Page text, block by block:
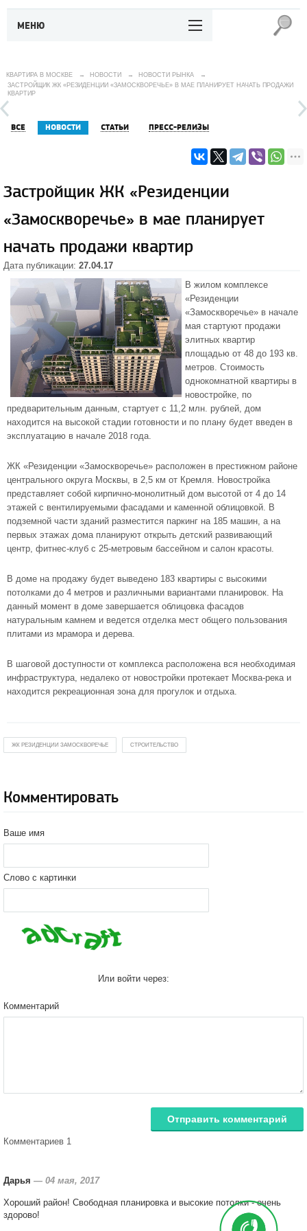
МЕНЮ
КВАРТИРА В МОСКВЕ → НОВОСТИ → НОВОСТИ РЫНКА
→
ЗАСТРОЙЩИК ЖК «РЕЗИДЕНЦИИ «ЗАМОСКВОРЕЧЬЕ» В МАЕ ПЛАНИРУЕТ НАЧАТЬ ПРОДАЖИ
КВАРТИР
ВСЕ НОВОСТИ СТАТЬИ ПРЕСС-РЕЛИЗЫ
Застройщик ЖК «Резиденции
«Замоскворечье» в мае планирует
начать продажи квартир
Дата публикации: 27.04.17
В жилом комплексе
«Резиденции
«Замоскворечье» в начале
мая стартуют продажи
элитных квартир
площадью от 48 до 193 кв.
метров. Стоимость
однокомнатной квартиры в
новостройке, по
предварительным данным, стартует с 11,2 млн. рублей, дом
находится на высокой стадии готовности и по плану будет введен в
эксплуатацию в начале 2018 года.
ЖК «Резиденции «Замоскворечье» расположен в престижном районе
центрального округа Москвы, в 2,5 км от Кремля. Новостройка
представляет собой кирпично-монолитный дом высотой от 4 до 14
этажей с вентилируемыми фасадами и каменной облицовкой. В
подземной части зданий разместится паркинг на 185 машин, а на
первых этажах дома планируют открыть детский развивающий
центр, фитнес-клуб с 25-метровым бассейном и салон красоты.
В доме на продажу будет выведено 183 квартиры с высокими
потолками до 4 метров и различными вариантами планировок. На
данный момент в доме завершается облицовка фасадов
натуральным камнем и ведется отделка мест общего пользования
плитами из мрамора и дерева.
В шаговой доступности от комплекса расположена вся необходимая
инфраструктура, недалеко от новостройки протекает Москва-река и
находится рекреационная зона для прогулок и отдыха.
ЖК РЕЗИДЕНЦИИ ЗАМОСКВОРЕЧЬЕ СТРОИТЕЛЬСТВО
Комментировать
Ваше имя
Слово с картинки
Или войти через:
Комментарий
Отправить комментарий
Комментариев 1
Дарья — 04 мая, 2017
Хороший район! Свободная планировка и высокие потолки - очень
здорово!